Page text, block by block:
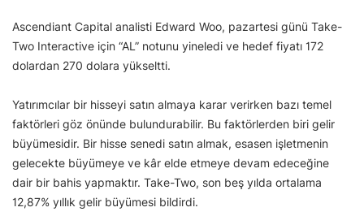
Ascendiant Capital analisti Edward Woo, pazartesi günü Take-
Two Interactive için “AL” notunu yineledi ve hedef fiyatı 172
dolardan 270 dolara yükseltti.
Yatırımcılar bir hisseyi satın almaya karar verirken bazı temel
faktörleri göz önünde bulundurabilir. Bu faktörlerden biri gelir
büyümesidir. Bir hisse senedi satın almak, esasen işletmenin
gelecekte büyümeye ve kâr elde etmeye devam edeceğine
dair bir bahis yapmaktır. Take-Two, son beş yılda ortalama
12,87% yıllık gelir büyümesi bildirdi.